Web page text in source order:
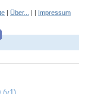
| Über... | | Impressum